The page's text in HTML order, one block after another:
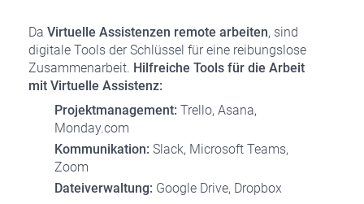
Da Vir­tu­el­le Assis­ten­zen remo­te arbei­ten, sind
digi­ta­le Tools der Schlüs­sel für eine rei­bungs­lo­se
Zusam­men­ar­beit. Hilf­rei­che Tools für die Arbeit
mit Vir­tu­el­le Assis­tenz:
Pro­jekt­ma­nage­ment: Trel­lo, Asa­na,
Monday.com
Kom­mu­ni­ka­ti­on: Slack, Micro­soft Teams,
Zoom
Datei­ver­wal­tung: Goog­le Dri­ve, Drop­box